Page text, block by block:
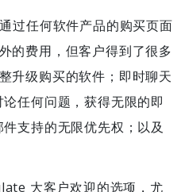
过任何软件产品的购买页面
的费用，但客户得到了很多
升级购买的软件；即时聊天
论任何问题，获得无限的即
支持的无限优先权；以及
大客户欢迎的选项，尤